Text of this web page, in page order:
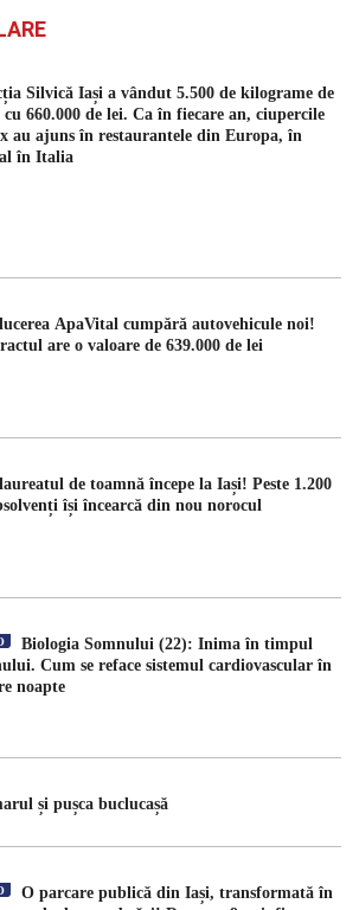
Silvică Iași a vândut 5.500 de kilograme de
660.000 de lei. Ca în fiecare an, ciupercile
au ajuns în restaurantele din Europa, în
în Italia
ApaVital cumpără autovehicule noi!
are o valoare de 639.000 de lei
de toamnă începe la Iași! Peste 1.200
își încearcă din nou norocul
Biologia Somnului (22): Inima în timpul
Cum se reface sistemul cardiovascular în
noapte
și pușca buclucașă
O parcare publică din Iași, transformată în